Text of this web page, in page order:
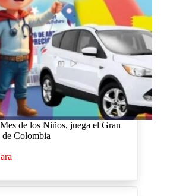
de los Niños, juega el Gran
Colombia